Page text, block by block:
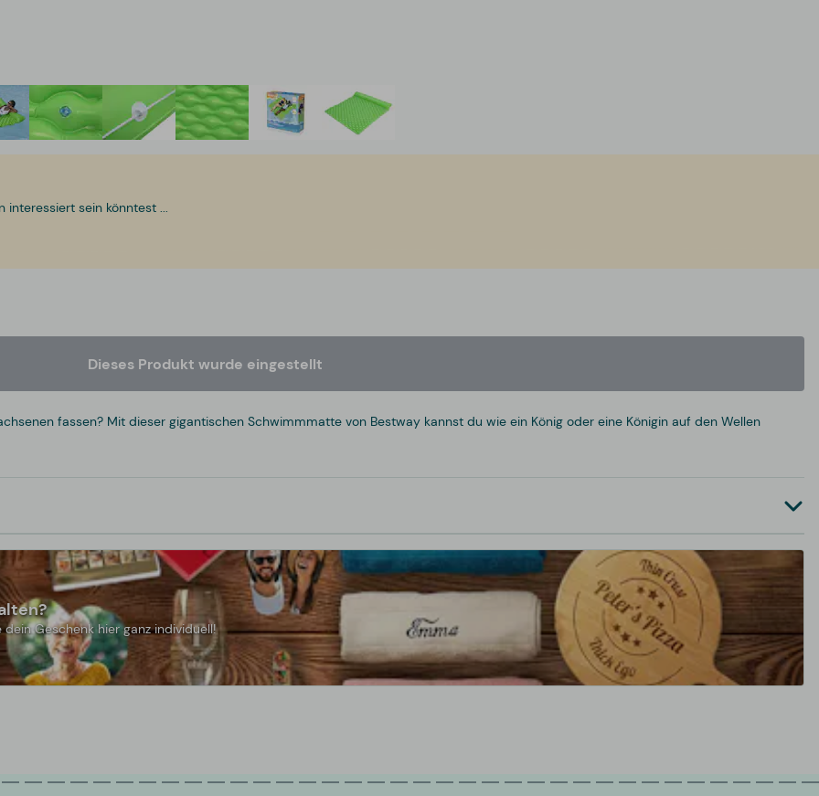
sein könntest ...
Dieses Produkt wurde eingestellt
fassen? Mit dieser gigantischen Schwimmmatte von Bestway kannst du wie ein König oder eine Königin auf den Wellen
Geschenk hier ganz individuell!